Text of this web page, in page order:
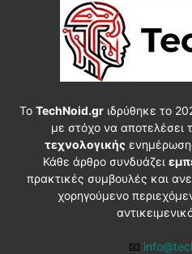
Το TechNoid.grιδρύθηκε το
με στόχο να αποτελέσει
τεχνολογικής
Κάθε άρθρο συνδυάζει
πρακτικές συμβουλές και
χορηγούμενο
📧